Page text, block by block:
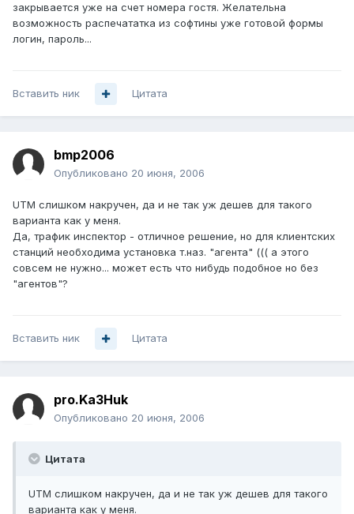
закрывается уже на счет номера гостя. Желательна
возможность распечататка из софтины уже готовой формы
логин, пароль...
Вставить ник Цитата
bmp2006
Опубликовано 20 июня, 2006
UTM слишком накручен, да и не так уж дешев для такого
варианта как у меня.
Да, трафик инспектор - отличное решение, но для клиентских
станций необходима установка т.наз. "агента" ((( а этого
совсем не нужно... может есть что нибудь подобное но без
"агентов"?
Вставить ник Цитата
pro.Ka3Huk
Опубликовано 20 июня, 2006
Цитата
UTM слишком накручен, да и не так уж дешев для такого
варианта как у меня.